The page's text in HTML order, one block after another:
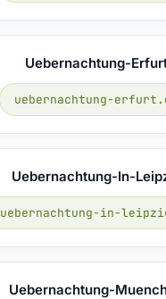
Uebernachtung-
uebernachtung-
Uebernachtung-In-
uebernachtung-in-
Uebernachtung-